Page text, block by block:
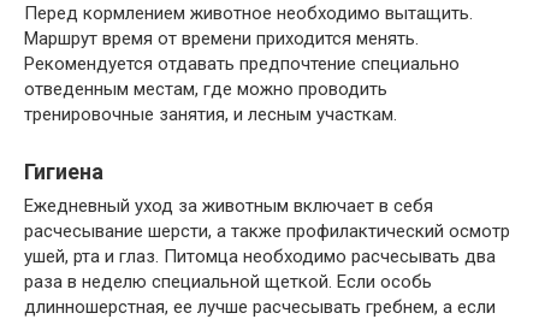
Перед кормлением животное необходимо вытащить.
Маршрут время от времени приходится менять.
Рекомендуется отдавать предпочтение специально
отведенным местам, где можно проводить
тренировочные занятия, и лесным участкам.
Гигиена
Ежедневный уход за животным включает в себя
расчесывание шерсти, а также профилактический осмотр
ушей, рта и глаз. Питомца необходимо расчесывать два
раза в неделю специальной щеткой. Если особь
длинношерстная, ее лучше расчесывать гребнем, а если